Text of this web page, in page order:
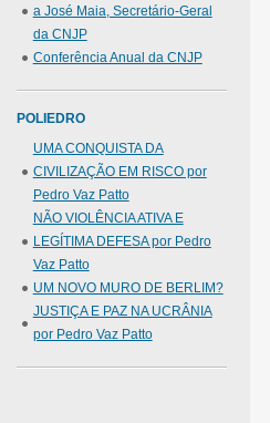
a José Maia, Secretário-Geral
da CNJP
Conferência Anual da CNJP
POLIEDRO
UMA CONQUISTA DA
CIVILIZAÇÃO EM RISCO por
Pedro Vaz Patto
NÃO VIOLÊNCIA ATIVA E
LEGÍTIMA DEFESA por Pedro
Vaz Patto
UM NOVO MURO DE BERLIM?
JUSTIÇA E PAZ NA UCRÂNIA
por Pedro Vaz Patto